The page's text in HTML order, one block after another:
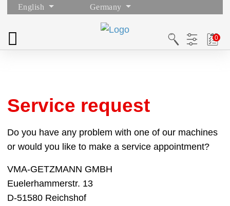
English Germany
Service request
Do you have any problem with one of our machines
or would you like to make a service appointment?
VMA-GETZMANN GMBH
Euelerhammerstr. 13
D-51580 Reichshof